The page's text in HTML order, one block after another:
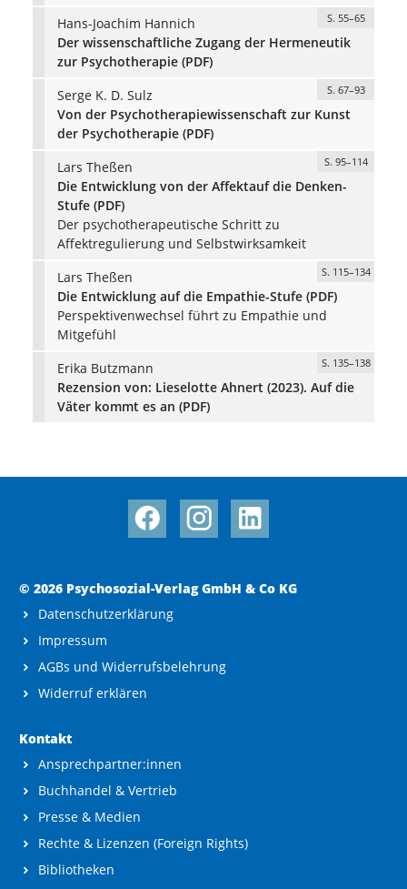
Hans-Joachim Hannich
S. 55–65
Der wissenschaftliche Zugang der Hermeneutik
zur Psychotherapie (PDF)
Serge K. D. Sulz
S. 67–93
Von der Psychotherapiewissenschaft zur Kunst
der Psychotherapie (PDF)
Lars Theßen
S. 95–114
Die Entwicklung von der Affektauf die Denken-
Stufe (PDF)
Der psychotherapeutische Schritt zu
Affektregulierung und Selbstwirksamkeit
Lars Theßen
S. 115–134
Die Entwicklung auf die Empathie-Stufe (PDF)
Perspektivenwechsel führt zu Empathie und
Mitgefühl
Erika Butzmann
S. 135–138
Rezension von: Lieselotte Ahnert (2023). Auf die
Väter kommt es an (PDF)
© 2026 Psychosozial-Verlag GmbH & Co KG
Datenschutzerklärung
Impressum
AGBs und Widerrufsbelehrung
Widerruf erklären
Kontakt
Ansprechpartner:innen
Buchhandel & Vertrieb
Presse & Medien
Rechte & Lizenzen (Foreign Rights)
Bibliotheken